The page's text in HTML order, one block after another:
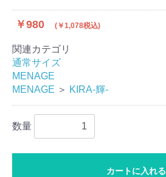
￥980 (￥1,078税込)
関連カテゴリ
通常サイズ
MENAGE
MENAGE ＞ KIRA-輝-
数量
カートに入れる